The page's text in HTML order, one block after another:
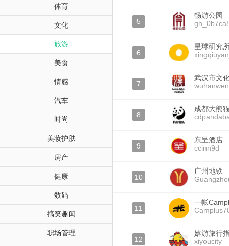
体育
文化
旅游
美食
情感
汽车
时尚
美妆护肤
房产
健康
数码
搞笑趣闻
职场管理
5
畅游公园
6
星球研究
7
武汉市文
8
成都大熊
9
东呈酒店
ccinn9d
10
广州地铁
11
一帐
12
嬉游旅行
xiyoucity